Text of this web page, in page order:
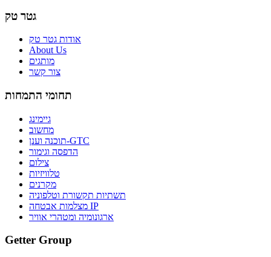
גטר טק
אודות גטר טק
About Us
מותגים
צור קשר
תחומי התמחות
גיימינג
מחשוב
תוכנה וענן-GTC
הדפסה וגימור
צילום
טלוויזיות
מקרנים
תשתיות תקשורת וטלפוניה
מצלמות אבטחה IP
ארגונומיה ומטהרי אוויר
Getter Group